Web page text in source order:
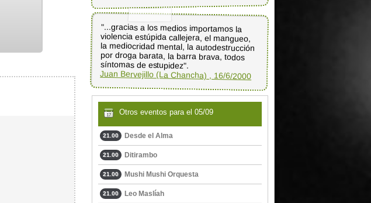
"...gracias a los medios importamos la
violencia estúpida callejera, el mangueo,
la mediocridad mental, la autodestrucción
por droga barata, la barra brava, todos
síntomas de estupidez".
Juan Bervejillo (La Chancha) , 16/6/2000
Otros eventos para el 05/09
21.00 Desde el Alma
21.00 Ditirambo
21.00 Mushi Mushi Orquesta
21.00 Leo Maslíah